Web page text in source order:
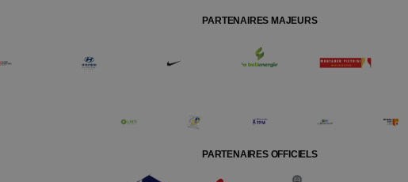
PARTENAIRES MAJEURS
PARTENAIRES OFFICIELS